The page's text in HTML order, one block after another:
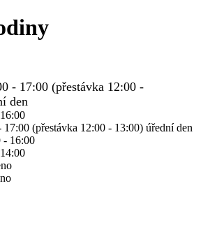
- 17:00 (přestávka 12:00 -
den
17:00 (přestávka 12:00 - 13:00) úřední den
- 16:00